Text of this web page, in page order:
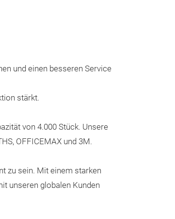
und einen besseren Service
stärkt.
von 4.000 Stück. Unsere
OFFICEMAX und 3M.
zu sein. Mit einem starken
unseren globalen Kunden